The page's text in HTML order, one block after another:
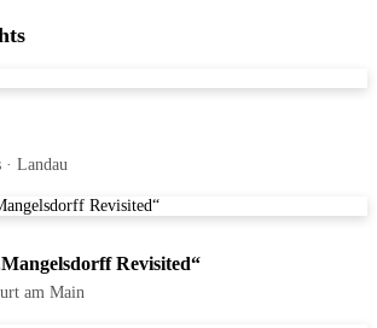
· Landau
Revisited“
am Main